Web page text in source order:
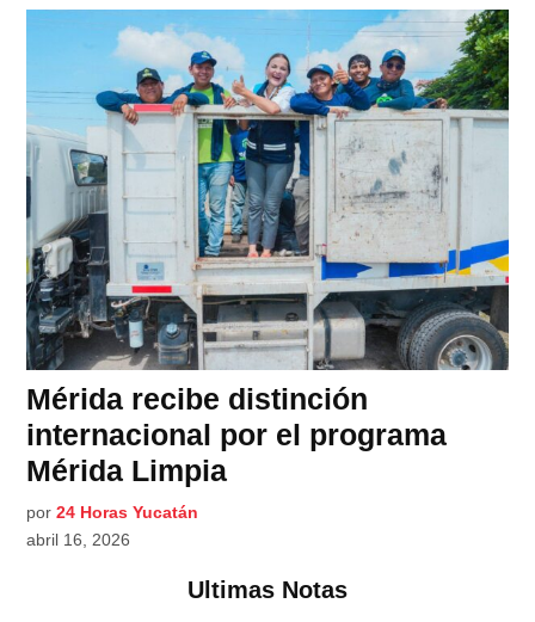
Mérida recibe distinción
internacional por el programa
Mérida Limpia
por 24 Horas Yucatán
abril 16, 2026
Ultimas Notas